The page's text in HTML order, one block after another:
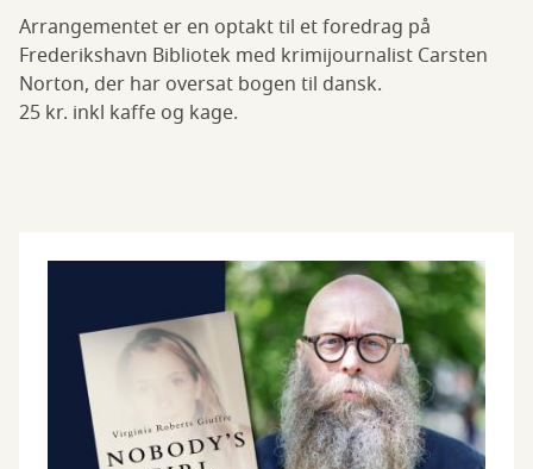
Arrangementet er en optakt til et foredrag på
Frederikshavn Bibliotek med krimijournalist Carsten
Norton, der har oversat bogen til dansk.
25 kr. inkl kaffe og kage.